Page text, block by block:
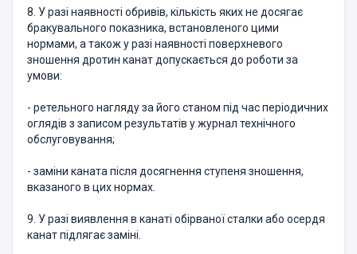
8. У разі наявності обривів, кількість яких не досягає
бракувального показника, встановленого цими
нормами, а також у разі наявності поверхневого
зношення дротин канат допускається до роботи за
умови:
- ретельного нагляду за його станом під час періодичних
оглядів з записом результатів у журнал технічного
обслуговування;
- заміни каната після досягнення ступеня зношення,
вказаного в цих нормах.
9. У разі виявлення в канаті обірваної сталки або осердя
канат підлягає заміні.